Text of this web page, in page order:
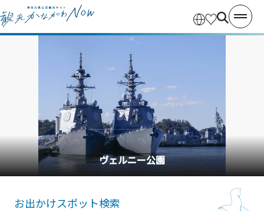
ヴェルニー公園
お出かけスポット検索